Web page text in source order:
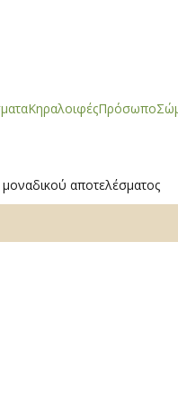
ΚηραλοιφέςΠρόσωπο
αποτελέσματος